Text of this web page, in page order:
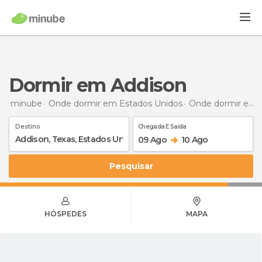
Dormir em Addison
minube Onde dormir em Estados Unidos Onde dormir em Texas
Destino Chegada E Saída
09 Ago 10 Ago
Pesquisar
HÓSPEDES MAPA